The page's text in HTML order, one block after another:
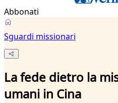
Abbonati
Sguardi missionari
La fede dietro la
umani in Cina